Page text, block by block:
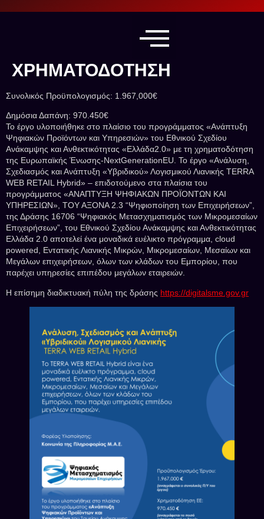
ΧΡΗΜΑΤΟΔΟΤΗΣΗ
Συνολικός Προϋπολογισμός: 1.967,000€
Δημόσια Δαπάνη: 970.450€
Το έργο υλοποιήθηκε στο πλαίσιο του προγράμματος «Ανάπτυξη
Ψηφιακών Προϊόντων και Υπηρεσιών» του Εθνικού Σχεδίου
Ανάκαμψης και Ανθεκτικότητας «Ελλάδα2.0» με τη χρηματοδότηση
της Ευρωπαϊκής Ένωσης-NextGenerationEU. Το έργο «Ανάλυση,
Σχεδιασμός και Ανάπτυξη «Υβριδικού» Λογισμικού Λιανικής TERRA
WEB RETAIL Hybrid» – επιδοτούμενο στα πλαίσια του
προγράμματος «ΑΝΑΠΤΥΞΗ ΨΗΦΙΑΚΩΝ ΠΡΟΪΟΝΤΩΝ ΚΑΙ
ΥΠΗΡΕΣΙΩΝ», ΤΟΥ ΑΞΟΝΑ 2.3 “Ψηφιοποίηση των Επιχειρήσεων”,
της Δράσης 16706 “Ψηφιακός Μετασχηματισμός των Μικρομεσαίων
Επιχειρήσεων”, του Εθνικού Σχεδίου Ανάκαμψης και Ανθεκτικότητας
Ελλάδα 2.0 αποτελεί ένα μοναδικά ευέλικτο πρόγραμμα, cloud
powered, Εντατικής Λιανικής Μικρών, Μικρομεσαίων, Μεσαίων και
Μεγάλων επιχειρήσεων, όλων των κλάδων του Εμπορίου, που
παρέχει υπηρεσίες επιπέδου μεγάλων εταιρειών.
H επίσημη διαδικτυακή πύλη της δράσης https://digitalsme.gov.gr